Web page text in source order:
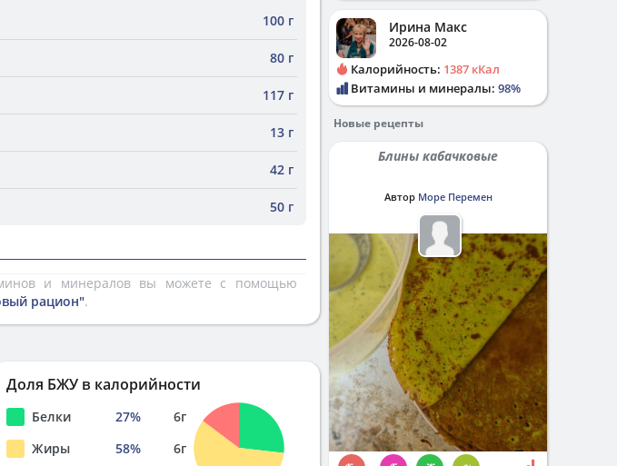
100 г
80 г
117 г
13 г
42 г
50 г
и минералов вы можете с помощью
рацион".
Доля БЖУ в калорийности
Белки 27% 6г
Жиры
58% 6г
Ирина Макс
2026-08-02
Калорийность: 1387 кКал
Витамины и минералы: 98%
Новые рецепты
Блины кабачковые
Автор Море Перемен